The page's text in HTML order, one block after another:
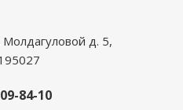
д. 5,
84-10